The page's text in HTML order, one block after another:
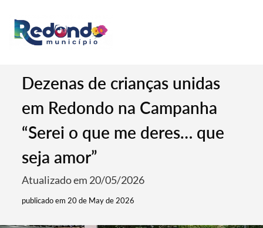
Dezenas de crianças unidas
em Redondo na Campanha
“Serei o que me deres… que
seja amor”
Atualizado em 20/05/2026
publicado em 20 de May de 2026